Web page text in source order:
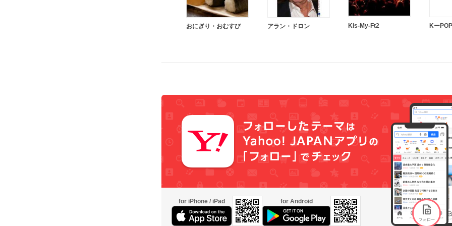
おにぎり・おむすび アラン・ドロン Kis-My-Ft2 Kー
for iPhone / iPad for Android